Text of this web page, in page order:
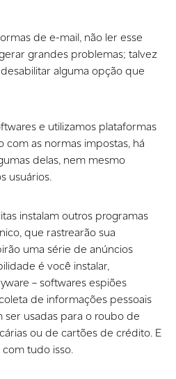
de e-mail, não ler esse
grandes problemas; talvez
alguma opção que
e utilizamos plataformas
as normas impostas, há
delas, nem mesmo
usuários.
instalam outros programas
que rastrearão sua
uma série de anúncios
é você instalar,
– softwares espiões
de informações pessoais
usadas para o roubo de
ou de cartões de crédito. E
tudo isso.